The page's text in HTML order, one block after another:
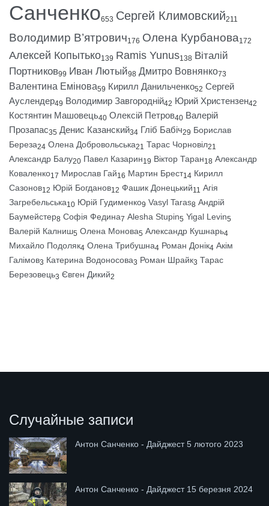
Санченко653 Сергей Климовский211
Володимир В’ятрович176 Олена Курбанова172
Алексей Копытько139 Ramis Yunus138 Віталій
Портников99 Иван Лютый98 Дмитро Вовнянко73
Валентина Емінова59 Кирилл Данильченко52 Сергей
Ауслендер49 Володимир Завгородній42 Юрий Христензен42
Костянтин Машовець40 Олексій Петров40 Валерій
Прозапас35 Денис Казанский34 Гліб Бабіч29 Борислав
Береза24 Олена Добровольська21 Тарас Чорновіл21
Александр Балу20 Павел Казарин19 Віктор Таран18 Александр
Коваленко17 Мирослав Гай16 Мартин Брест14 Кирилл
Сазонов12 Юрій Богданов12 Фашик Донецький11 Агія
Загребельська10 Юрій Гудименко9 Vasyl Taras8 Андрій
Баумейстер8 Софія Федина7 Alesha Stupin5 Yigal Levin5
Валерій Калниш5 Олена Монова5 Александр Кушнарь4
Михайло Подоляк4 Олена Трибушна4 Роман Донік4 Акім
Галімов3 Катерина Водоносова3 Роман Шрайк3 Тарас
Березовець3 Євген Дикий2
Случайные записи
Антон Санченко - Дайджест 5 лютого 2023
Антон Санченко - Дайджест 15 березня 2024